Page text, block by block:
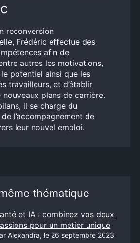
reconversion
Frédéric effectue des
afin de
autres les motivations,
potentiel ainsi que les
travailleurs, et d’établir
nouveaux plans de carrière.
il se charge du
l’accompagnement de
leur nouvel emploi.
thématique
et IA : combinez vos deux
pour un métier unique
Alexandra, le 26 septembre 2023